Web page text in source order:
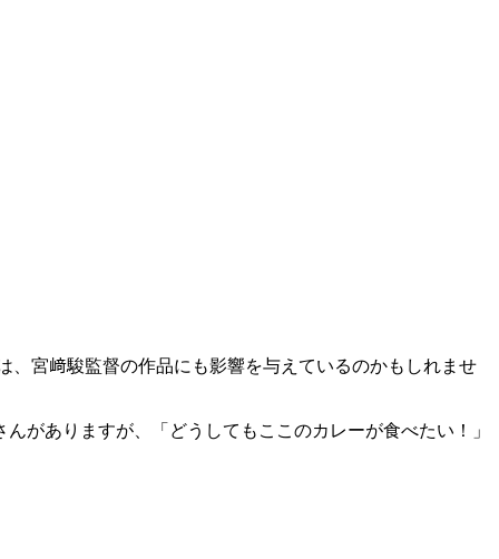
宮﨑駿監督の作品にも影響を与えているのかもしれませ
がありますが、「どうしてもここのカレーが食べたい！」